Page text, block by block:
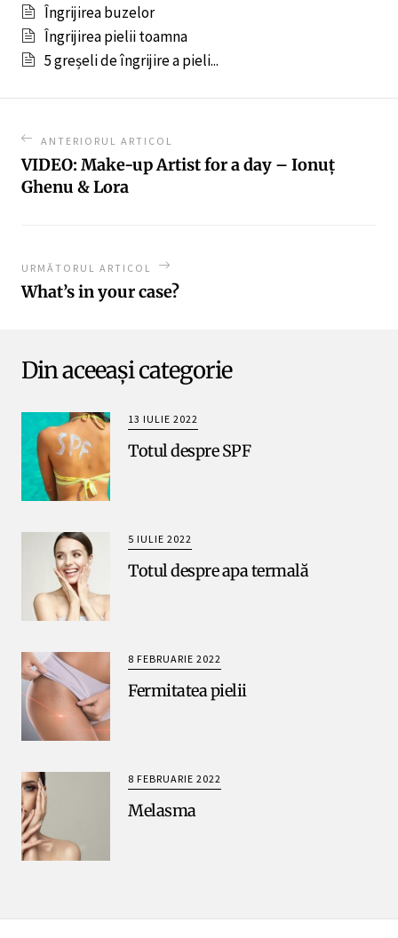
Îngrijirea buzelor
Îngrijirea pielii toamna
5 greșeli de îngrijire a pieli...
ANTERIORUL ARTICOL
VIDEO: Make-up Artist for a day – Ionuț
Ghenu & Lora
URMĂTORUL ARTICOL
What’s in your case?
Din aceeași categorie
13 IULIE 2022
Totul despre SPF
5 IULIE 2022
Totul despre apa termală
8 FEBRUARIE 2022
Fermitatea pielii
8 FEBRUARIE 2022
Melasma